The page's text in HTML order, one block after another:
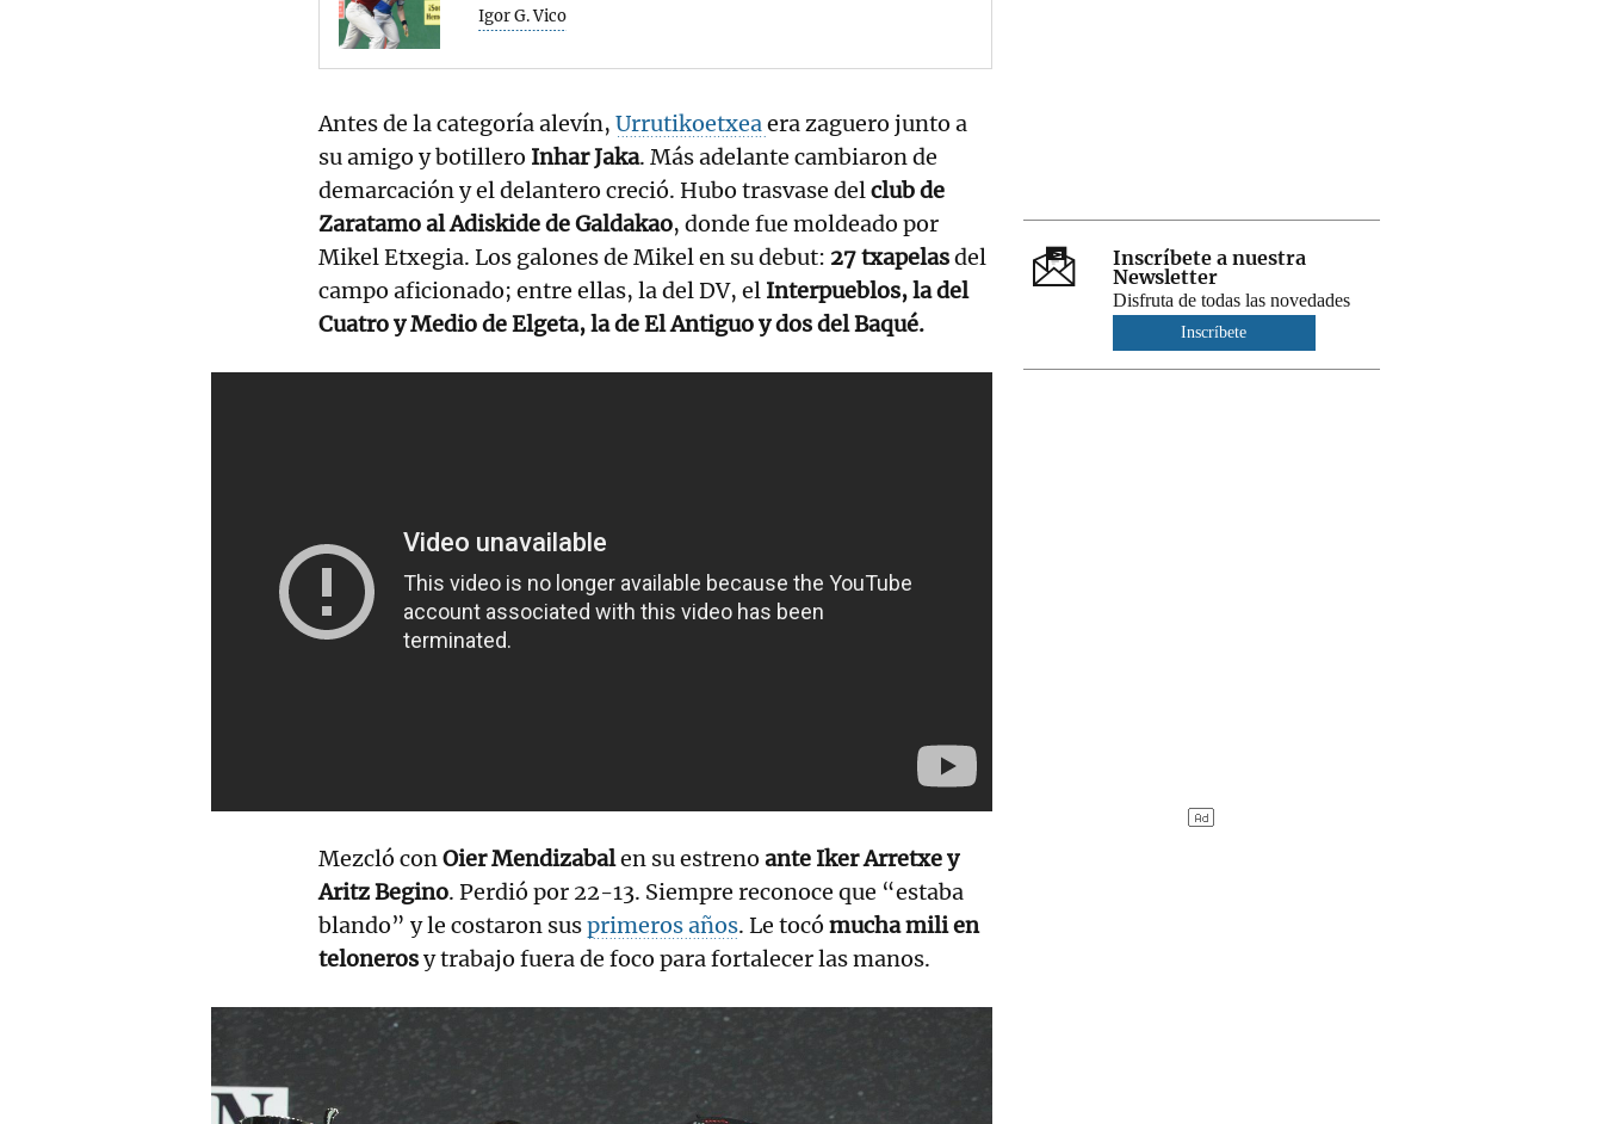
Igor G. Vico
Antes de la categoría alevín, Urrutikoetxeaera zaguero junto a
su amigo y botillero Inhar Jaka. Más adelante cambiaron de
demarcación y el delantero creció. Hubo trasvase delclub de
Zaratamo al Adiskide de Galdakao, donde fue moldeado por
Mikel Etxegia. Los galones de Mikel en su debut: 27 txapelasdel
campo aficionado; entre ellas, la del DV, el Interpueblos, la del
Cuatro y Medio de Elgeta, la de El Antiguo y dos del Baqué.
Mezcló conOier Mendizabalen su estreno ante Iker Arretxe y
Aritz Begino. Perdió por 22-13. Siempre reconoce que “estaba
blando” y le costaron susprimeros años. Le tocó mucha mili en
telonerosy trabajo fuera de foco para fortalecer las manos.
Inscríbete a nuestra
Newsletter
Disfruta de todas las novedades
Inscríbete